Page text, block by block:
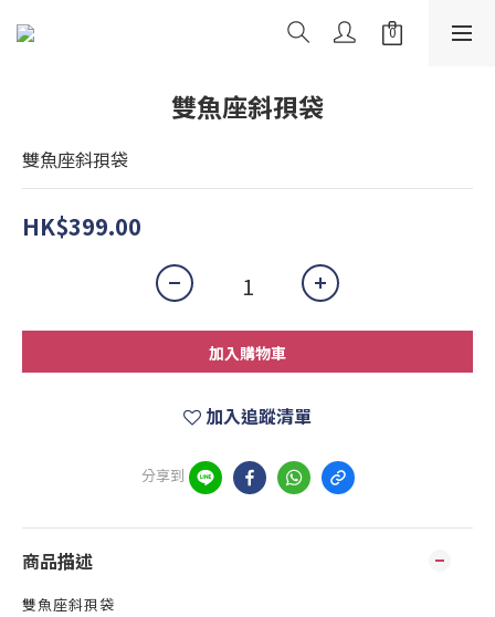
雙魚座斜孭袋
雙魚座斜孭袋
HK$399.00
加入購物車
加入追蹤清單
分享到
商品描述
雙魚座斜孭袋